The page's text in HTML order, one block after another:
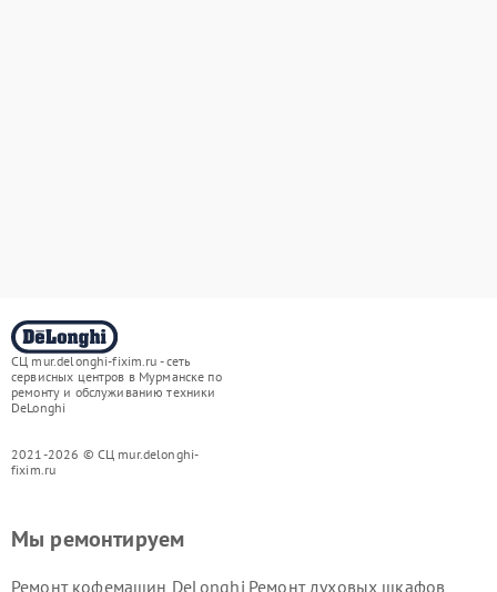
СЦ mur.delonghi-fixim.ru - сеть
сервисных центров в Мурманске по
ремонту и обслуживанию техники
DeLonghi
2021-2026 © СЦ mur.delonghi-
fixim.ru
Мы ремонтируем
Ремонт кофемашин DeLonghi Ремонт духовых шкафов